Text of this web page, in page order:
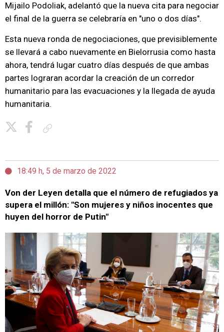
Mijailo Podoliak, adelantó que la nueva cita para negociar
el final de la guerra se celebraría en "uno o dos días".
Esta nueva ronda de negociaciones, que previsiblemente
se llevará a cabo nuevamente en Bielorrusia como hasta
ahora, tendrá lugar cuatro días después de que ambas
partes lograran acordar la creación de un corredor
humanitario para las evacuaciones y la llegada de ayuda
humanitaria.
18:49 h, 5 de marzo de 2022
Von der Leyen detalla que el número de refugiados ya
supera el millón: "Son mujeres y niños inocentes que
huyen del horror de Putin"